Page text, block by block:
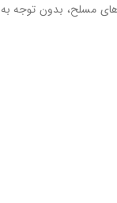
مسلح، بدون توجه به